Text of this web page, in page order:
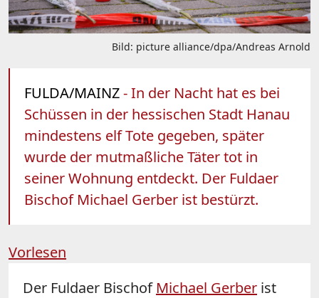
Bild: picture alliance/dpa/Andreas Arnold
FULDA/MAINZ- In der Nacht hat es bei
Schüssen in der hessischen Stadt Hanau
mindestens elf Tote gegeben, später
wurde der mutmaßliche Täter tot in
seiner Wohnung entdeckt. Der Fuldaer
Bischof Michael Gerber ist bestürzt.
Vorlesen
Der Fuldaer Bischof Michael Gerber ist